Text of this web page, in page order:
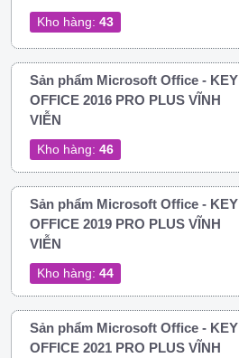
Kho hàng: 43
Sản phẩm Microsoft Office - KEY
OFFICE 2016 PRO PLUS VĨNH
VIỄN
Kho hàng: 46
Sản phẩm Microsoft Office - KEY
OFFICE 2019 PRO PLUS VĨNH
VIỄN
Kho hàng: 44
Sản phẩm Microsoft Office - KEY
OFFICE 2021 PRO PLUS VĨNH